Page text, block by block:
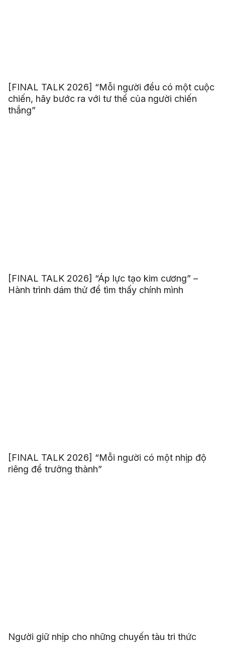
[FINAL TALK 2026] “Mỗi người đều có một cuộc
chiến, hãy bước ra với tư thế của người chiến
thắng”
[FINAL TALK 2026] “Áp lực tạo kim cương” –
Hành trình dám thử để tìm thấy chính mình
[FINAL TALK 2026] “Mỗi người có một nhịp độ
riêng để trưởng thành”
Người giữ nhịp cho những chuyến tàu tri thức